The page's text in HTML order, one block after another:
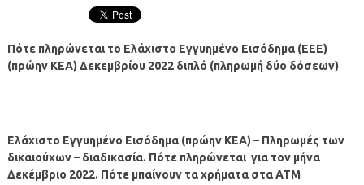
Πότε πληρώνεται το Ελάχιστο Εγγυημένο Εισόδημα (ΕΕΕ)
(πρώην ΚΕΑ) Δεκεμβρίου 2022 διπλό (πληρωμή δύο δόσεων)
Ελάχιστο Εγγυημένο Εισόδημα (πρώην ΚΕΑ) – Πληρωμές των
δικαιούχων – διαδικασία. Πότε πληρώνεται για τον μήνα
Δεκέμβριο 2022. Πότε μπαίνουν τα χρήματα στα ΑΤΜ